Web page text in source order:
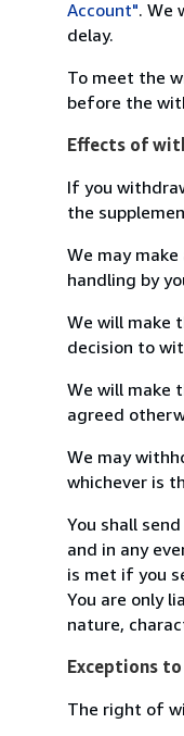
Account". We
delay.
To meet the
before the
Effects of
If you
the
We may
handling by
We will make
decision to
We will make
agreed
We may
whichever is
You shall
and in any
is met if you
You are only
nature,
Exceptions
The right of